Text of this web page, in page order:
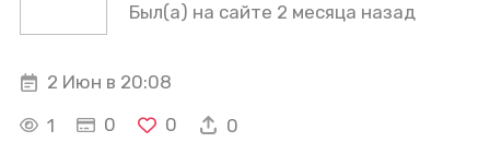
Был(а) на сайте 2 месяца назад
2 Июн в 20:08
1
0 0 0